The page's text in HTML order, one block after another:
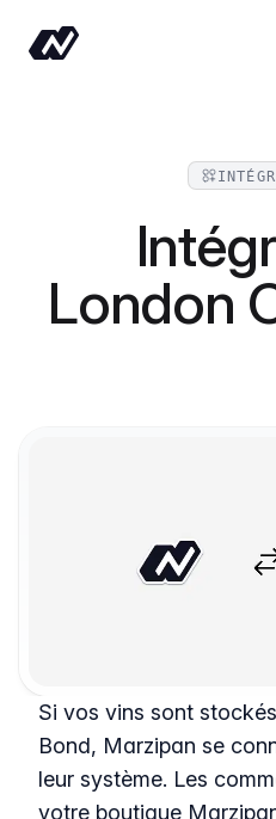
London
Si vos vins sont
Bond, Marzipan se
leur système. Les
votre boutique